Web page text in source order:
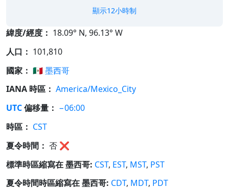
顯示12小時制
緯度/經度： 18.09° N, 96.13° W
人口： 101,810
國家： 🇲🇽墨西哥
IANA 時區： America/Mexico_City
UTC偏移量： −06:00
時區： CST
夏令時間： 否 ❌
標準時區縮寫在 墨西哥: CST, EST, MST, PST
夏令時間時區縮寫在 墨西哥: CDT, MDT, PDT